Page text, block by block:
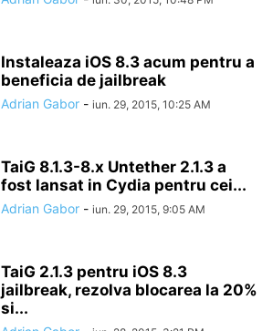
Instaleaza iOS 8.3 acum pentru a
beneficia de jailbreak
Adrian Gabor - iun. 29, 2015, 10:25 AM
TaiG 8.1.3-8.x Untether 2.1.3 a
fost lansat in Cydia pentru cei...
Adrian Gabor - iun. 29, 2015, 9:05 AM
TaiG 2.1.3 pentru iOS 8.3
jailbreak, rezolva blocarea la 20%
si...